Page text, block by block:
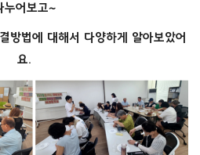
누어보고~
방법에 대해서 다양하게 알아보았어
요.